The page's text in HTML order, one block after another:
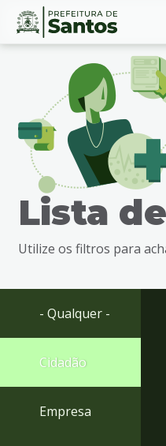
Ir
busca
Ir
rodapé
Conteúdo
Lista
Utilize os filtros para
- Qualquer -
Cidadão
Empresa